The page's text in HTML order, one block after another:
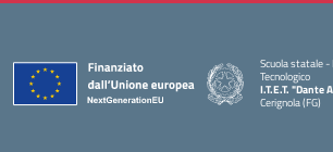
Scuola statale -
Tecnologico
I.T.E.T. "Dante
Cerignola (FG)
— Visita la